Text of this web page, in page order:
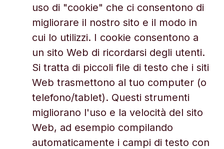
uso di "cookie" che ci consentono di
migliorare il nostro sito e il modo in
cui lo utilizzi. I cookie consentono a
un sito Web di ricordarsi degli utenti.
Si tratta di piccoli file di testo che i siti
Web trasmettono al tuo computer (o
telefono/tablet). Questi strumenti
migliorano l'uso e la velocità del sito
Web, ad esempio compilando
automaticamente i campi di testo con